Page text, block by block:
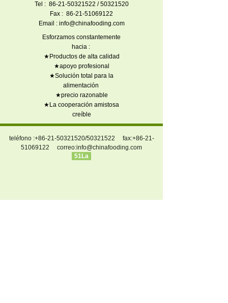
Tel : 86-21-50321522 / 50321520
Fax : 86-21-51069122
Email : info@chinafooding.com
Esforzamos constantemente
hacia :
★Productos de alta calidad
★apoyo profesional
★Solución total para la
alimentación
★precio razonable
★La cooperación amistosa
creíble
teléfono :+86-21-50321520/50321522 fax:+86-21-
51069122 correo:info@chinafooding.com
51La